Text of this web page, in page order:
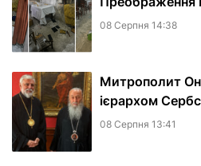
08 Серпня 14:38
Митрополит
ієрархом
08 Серпня 13:41